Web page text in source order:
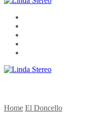
Home El Doncello